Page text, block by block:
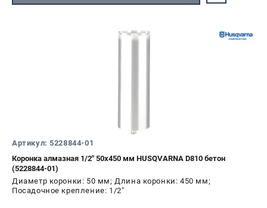
Артикул: 5228844-01
Коронка алмазная 1/2" 50х450 мм HUSQVARNA D810 бетон
(5228844-01)
Диаметр коронки: 50 мм; Длина коронки: 450 мм;
Посадочное крепление: 1/2"